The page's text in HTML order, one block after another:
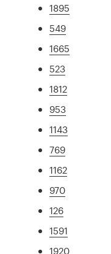
1895
549
1665
523
1812
953
1143
769
1162
970
126
1591
1920